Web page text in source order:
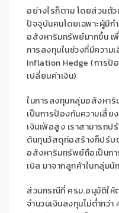
อย่างไรก็ตาม โดยสวนตั
ปัจจุบันคนโดยเฉพาะผู้มีกำ
อสังหาริมทรัพย์มากขึ้น เ
การลงทุนในช่วงที่มีความ
Inflation Hedge (การป้
เปลี่ยนค่าเงิน)
ในการลงทนกลุ่มอสังหาริ
เป็นการป้องกันความเสี่ยง
เงินเฟ้อสูง เราสามารถป
ต้นทุนวสดุก่อสร้างก็ปรับ
อสังหาริมทรัพย์ถือเป็นก
เบิล มาจากลูกค้าในกลุ่มนั
ส่วนกรณีที่ ครม.อนุมัติให้
จำนวนเงินลงทุนไม่ต่ำกว่า